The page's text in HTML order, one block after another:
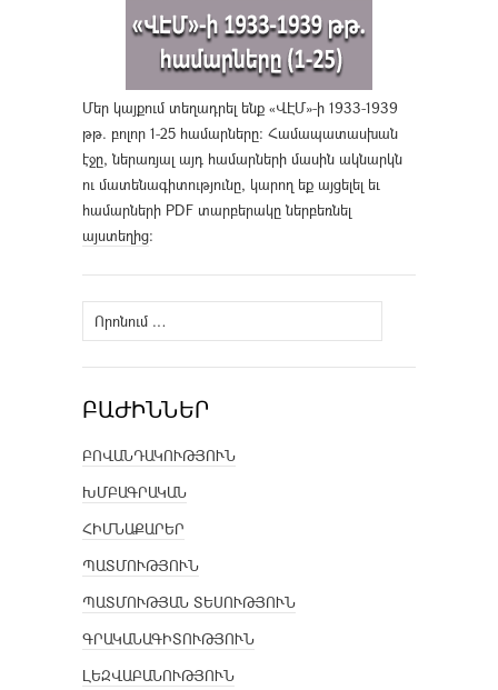
Մեր կայքում տեղադրել ենք «ՎԷՄ»-ի 1933-1939
թթ. բոլոր 1-25 համարները։ Համապատասխան
էջը, ներառյալ այդ համարների մասին ակնարկն
ու մատենագիտությունը, կարող եք այցելել եւ
համարների PDF տարբերակը ներբեռնել
այստեղից։
Որոնել՝
ԲԱԺԻՆՆԵՐ
ԲՈՎԱՆԴԱԿՈՒԹՅՈՒՆ
ԽՄԲԱԳՐԱԿԱՆ
ՀԻՄՆԱՔԱՐԵՐ
ՊԱՏՄՈՒԹՅՈՒՆ
ՊԱՏՄՈՒԹՅԱՆ ՏԵՍՈՒԹՅՈՒՆ
ԳՐԱԿԱՆԱԳԻՏՈՒԹՅՈՒՆ
ԼԵԶՎԱԲԱՆՈՒԹՅՈՒՆ